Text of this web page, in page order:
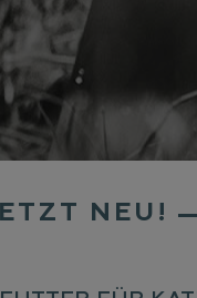
NEU!